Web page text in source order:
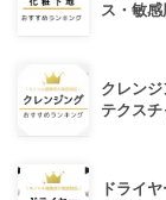
ス・敏感
クレン
テクスチ
ドライ